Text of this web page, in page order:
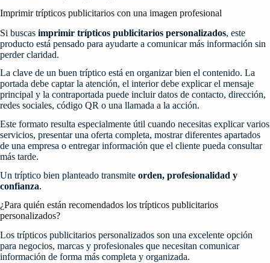
Imprimir trípticos publicitarios con una imagen profesional
Si buscas imprimir trípticos publicitarios personalizados, este
producto está pensado para ayudarte a comunicar más información sin
perder claridad.
La clave de un buen tríptico está en organizar bien el contenido. La
portada debe captar la atención, el interior debe explicar el mensaje
principal y la contraportada puede incluir datos de contacto, dirección,
redes sociales, código QR o una llamada a la acción.
Este formato resulta especialmente útil cuando necesitas explicar varios
servicios, presentar una oferta completa, mostrar diferentes apartados
de una empresa o entregar información que el cliente pueda consultar
más tarde.
Un tríptico bien planteado transmite orden, profesionalidad y
confianza.
¿Para quién están recomendados los trípticos publicitarios
personalizados?
Los trípticos publicitarios personalizados son una excelente opción
para negocios, marcas y profesionales que necesitan comunicar
información de forma más completa y organizada.